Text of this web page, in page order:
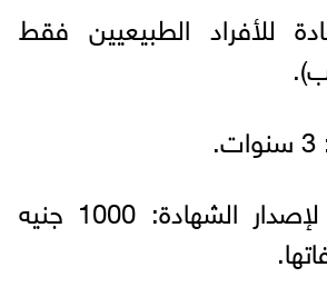
للأفراد الطبيعيين فقط
• الحد الأدنى لإصدار الشهادة: 1000 جنيه